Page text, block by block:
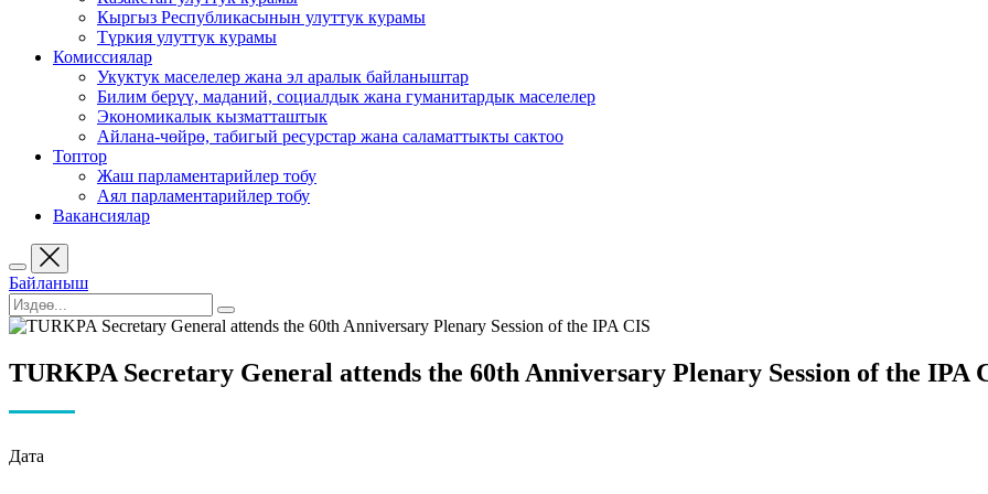
Кыргыз Республикасынын улуттук курамы
Түркия улуттук курамы
Комиссиялар
Укуктук маселелер жана эл аралык байланыштар
Билим берүү, маданий, социалдык жана гуманитардык маселелер
Экономикалык кызматташтык
Айлана-чөйрө, табигый ресурстар жана саламаттыкты сактоо
Топтор
Жаш парламентарийлер тобу
Аял парламентарийлер тобу
Вакансиялар
Байланыш
TURKPA Secretary General attends the 60th Anniversary Plenary Session of the IPA
Дата